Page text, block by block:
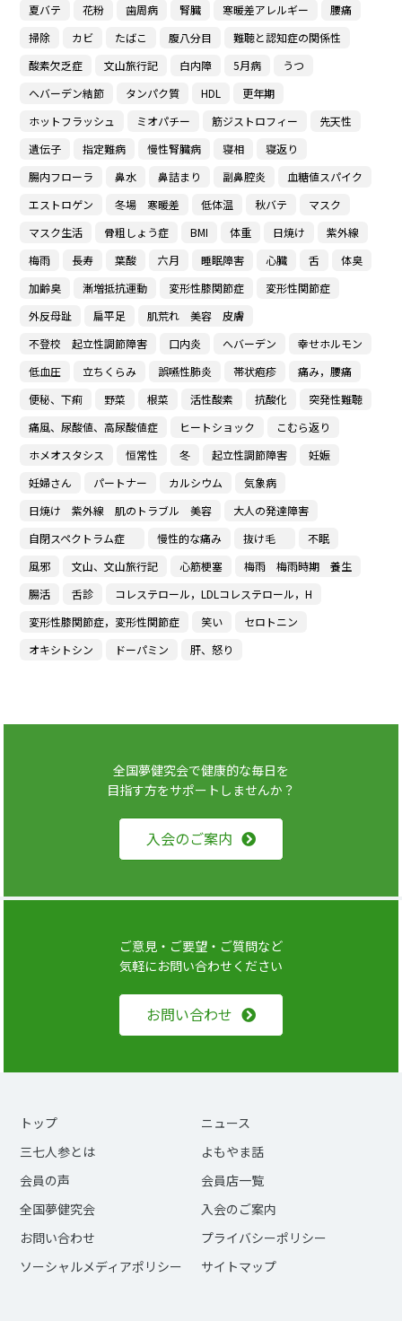
夏バテ
花粉 歯周病 腎臓 寒暖差アレルギー
腰痛
掃除
カビ たばこ 腹八分目
難聴と認知症の関係性
酸素欠乏症
文山旅行記 白内障 5月病
うつ
ヘバーデン結節
タンパク質 HDL
更年期
ホットフラッシュ
ミオパチー 筋ジストロフィー
先天性
遺伝子
指定難病 慢性腎臓病 寝相
寝返り
腸内フローラ
鼻水 鼻詰まり 副鼻腔炎
血糖値スパイク
エストロゲン
冬場 寒暖差 低体温 秋バテ
マスク
マスク生活
骨粗しょう症 BMI 体重 日焼け
紫外線
梅雨
長寿 葉酸 六月 睡眠障害 心臓 舌
体臭
加齢臭
漸増抵抗運動 変形性膝関節症
変形性関節症
外反母趾
扁平足
肌荒れ 美容 皮膚
不登校 起立性調節障害
口内炎 へバーデン
幸せホルモン
低血圧
立ちくらみ 誤嚥性肺炎 帯状疱疹
痛み，腰痛
便秘、下痢
野菜 根菜 活性酸素 抗酸化
突発性難聴
痛風、尿酸値、高尿酸値症
ヒートショック
こむら返り
ホメオスタシス
恒常性 冬 起立性調節障害
妊娠
妊婦さん
パートナー カルシウム
気象病
日焼け 紫外線 肌のトラブル 美容
大人の発達障害
自閉スペクトラム症
慢性的な痛み 抜け毛
不眠
風邪
文山、文山旅行記 心筋梗塞
梅雨 梅雨時期 養生
腸活
舌診
コレステロール，LDLコレステロール，H
変形性膝関節症，変形性関節症
笑い
セロトニン
オキシトシン
ドーパミン 肝、怒り
全国夢健究会で健康的な毎日を
目指す方をサポートしませんか？
入会のご案内
ご意見・ご要望・ご質問など
気軽にお問い合わせください
お問い合わせ
トップ
ニュース
三七人参とは
よもやま話
会員の声
会員店一覧
全国夢健究会
入会のご案内
お問い合わせ
プライバシーポリシー
ソーシャルメディアポリシー
サイトマップ